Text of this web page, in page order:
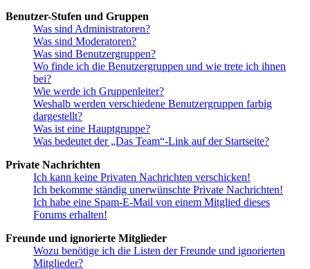
Benutzer-Stufen und Gruppen
Was sind Administratoren?
Was sind Moderatoren?
Was sind Benutzergruppen?
Wo finde ich die Benutzergruppen und wie trete ich ihnen
bei?
Wie werde ich Gruppenleiter?
Weshalb werden verschiedene Benutzergruppen farbig
dargestellt?
Was ist eine Hauptgruppe?
Was bedeutet der „Das Team“-Link auf der Startseite?
Private Nachrichten
Ich kann keine Privaten Nachrichten verschicken!
Ich bekomme ständig unerwünschte Private Nachrichten!
Ich habe eine Spam-E-Mail von einem Mitglied dieses
Forums erhalten!
Freunde und ignorierte Mitglieder
Wozu benötige ich die Listen der Freunde und ignorierten
Mitglieder?